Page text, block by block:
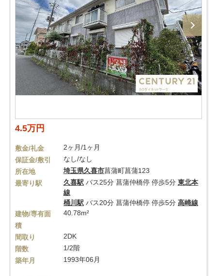
4.5万円
敷金/礼金
2ヶ月/1ヶ月
保証金/敷引
なし/なし
所在地
埼玉県久喜市菖蒲町菖蒲123
最寄り駅
久喜駅 バス25分 菖蒲仲橋停 停歩5分 東北本
線
桶川駅 バス20分 菖蒲仲橋停 停歩5分 高崎線
建物/専有面
積
40.78m²
間取り
2DK
階数
1/2階
築年月
1993年06月